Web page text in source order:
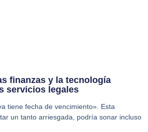
finanzas y la tecnología
servicios legales
tiene fecha de vencimiento». Esta
un tanto arriesgada, podría sonar incluso